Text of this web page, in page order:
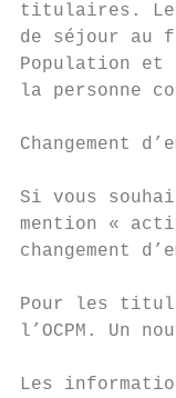
titulaires.
de séjour au
Population
la personne
Changement
Si vous
mention «
changement
Pour les
l’OCPM. Un
Les